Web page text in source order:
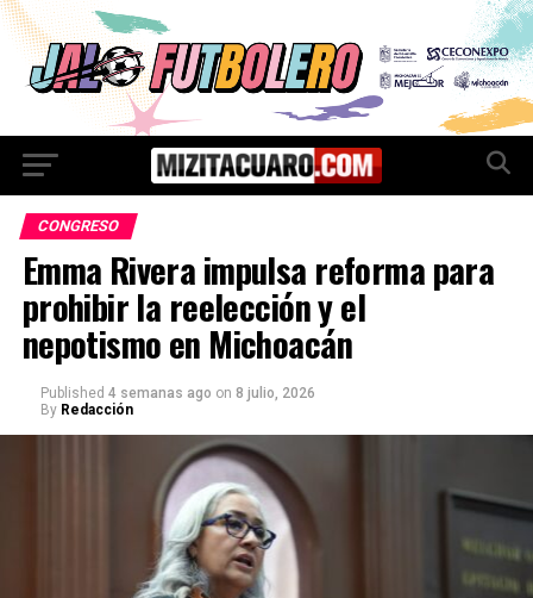
CONGRESO
Emma Rivera impulsa reforma para
prohibir la reelección y el
nepotismo en Michoacán
Published 4 semanas ago on 8 julio, 2026
By Redacción